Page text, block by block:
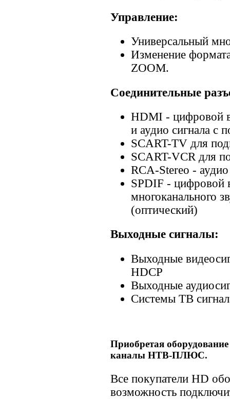
Управление:
Универсальный
Изменение
ZOOM.
Соединительные
HDMI - цифровой
и аудио сигнала с
SCART-TV для
SCART-VCR для
RCA-Stereo -
SPDIF - цифровой
многоканального
(оптический)
Выходные сигналы:
Выходные
HDCP
Выходные
Системы ТВ
Приобретая
каналы НТВ-ПЛЮС.
Все покупатели HD
возможность